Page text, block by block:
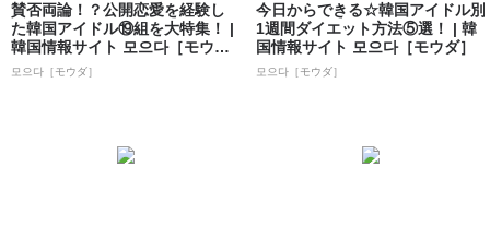
賛否両論！？公開恋愛を経験し
た韓国アイドル⑲組を大特集！ |
韓国情報サイト 모으다［モウ
ダ］
모으다［モウダ］
今日からできる☆韓国アイドル別
1週間ダイエット方法⑤選！ | 韓
国情報サイト 모으다［モウダ］
모으다［モウダ］